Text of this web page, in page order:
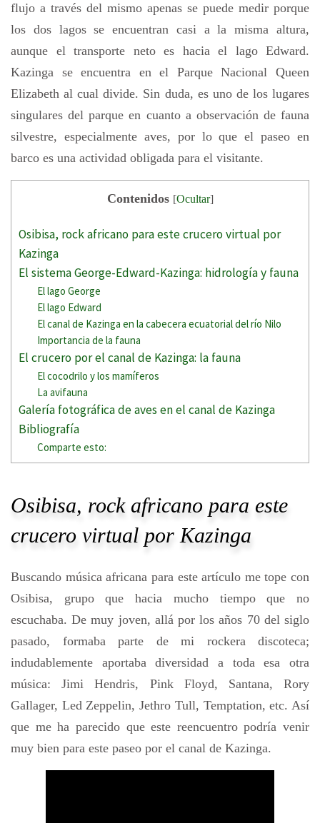
flujo a través del mismo apenas se puede medir porque
los dos lagos se encuentran casi a la misma altura,
aunque el transporte neto es hacia el lago Edward.
Kazinga se encuentra en el Parque Nacional Queen
Elizabeth al cual divide. Sin duda, es uno de los lugares
singulares del parque en cuanto a observación de fauna
silvestre, especialmente aves, por lo que el paseo en
barco es una actividad obligada para el visitante.
Contenidos [Ocultar]
Osibisa, rock africano para este crucero virtual por
Kazinga
El sistema George-Edward-Kazinga: hidrología y fauna
El lago George
El lago Edward
El canal de Kazinga en la cabecera ecuatorial del río Nilo
Importancia de la fauna
El crucero por el canal de Kazinga: la fauna
El cocodrilo y los mamíferos
La avifauna
Galería fotográfica de aves en el canal de Kazinga
Bibliografía
Comparte esto:
Osibisa, rock africano para este
crucero virtual por Kazinga
Buscando música africana para este artículo me tope con
Osibisa, grupo que hacia mucho tiempo que no
escuchaba. De muy joven, allá por los años 70 del siglo
pasado, formaba parte de mi rockera discoteca;
indudablemente aportaba diversidad a toda esa otra
música: Jimi Hendris, Pink Floyd, Santana, Rory
Gallager, Led Zeppelin, Jethro Tull, Temptation, etc. Así
que me ha parecido que este reencuentro podría venir
muy bien para este paseo por el canal de Kazinga.